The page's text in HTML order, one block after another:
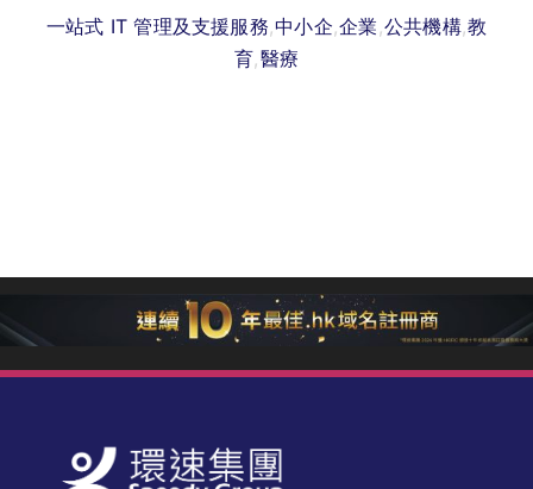
一站式 IT 管理及支援服務,中小企,企業 ,公共機構,教
育,醫療